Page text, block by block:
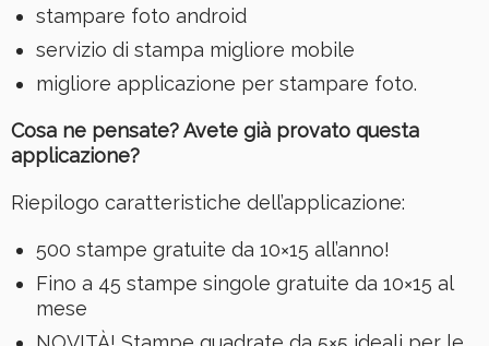
stampare foto android
servizio di stampa migliore mobile
migliore applicazione per stampare foto.
Cosa ne pensate? Avete già provato questa
applicazione?
Riepilogo caratteristiche dell’applicazione:
500 stampe gratuite da 10×15 all’anno!
Fino a 45 stampe singole gratuite da 10×15 al
mese